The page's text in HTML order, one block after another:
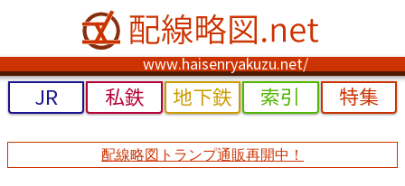
www.haisenryakuzu.net/
JR 私鉄 地下鉄 索引 特集
配線略図トランプ通販再開中！